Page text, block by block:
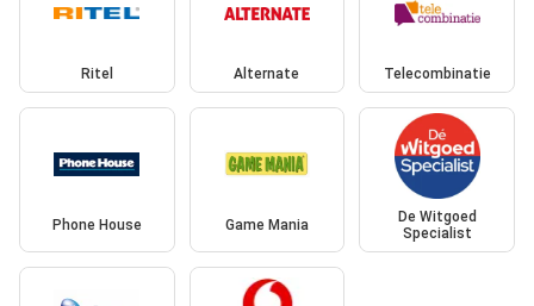
Ritel Alternate Telecombinatie
Phone House Game Mania
De Witgoed
Specialist